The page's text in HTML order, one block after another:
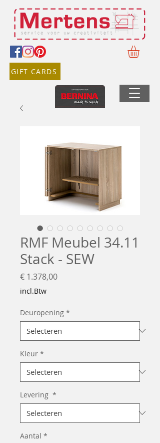
GIFT CARDS
RMF Meubel 34.11
Stack - SEW
€ 1.378,00Prijs
incl.Btw
Deuropening *
Kleur *
Levering *
Aantal *